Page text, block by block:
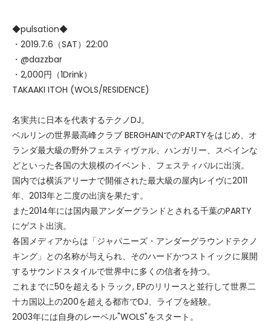
◆pulsation◆
・2019.7.6（SAT）22:00
・@dazzbar
・2,000円（1Drink）
TAKAAKI ITOH (WOLS/RESIDENCE)
名実共に日本を代表するテクノDJ。
ベルリンの世界最高峰クラブ BERGHAINでのPARTYをはじめ、オ
ランダ最大級の野外フェスティヴァル、ハンガリー、スペインな
どといった各国の大規模のイベント、フェスティバルに出演。
国内では横浜アリーナで開催された最大級の屋内レイヴに2011
年、2013年と二度の出演を果たす。
また2014年には国内最アンダーグランドとされる千葉のPARTY
にゲスト出演。
各国メディアからは「ジャパニーズ・アンダーグラウンドテクノ
キング」との名称が与えられ、そのハードかつストイックに展開
するサウンドスタイルで世界中に多くの信者を持つ。
これまでに50を超えるトラック, EPのリリースと並行して世界二
十カ国以上の200を超える都市でDJ、ライブを経験。
2003年には自身のレーベル"WOLS"をスタート。